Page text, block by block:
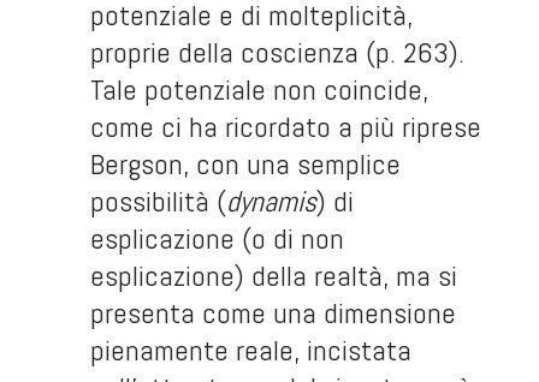
potenziale e di molteplicità,
proprie della coscienza (p. 263).
Tale potenziale non coincide,
come ci ha ricordato a più riprese
Bergson, con una semplice
possibilità (dynamis) di
esplicazione (o di non
esplicazione) della realtà, ma si
presenta come una dimensione
pienamente reale, incistata